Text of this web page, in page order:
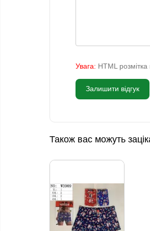
Увага: HTML
Залишити відгук
Також вас можуть